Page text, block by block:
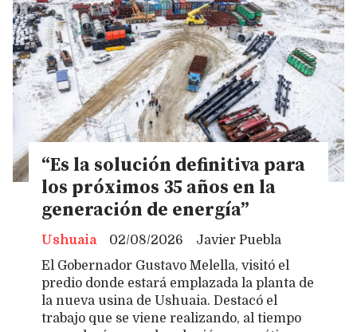
“Es la solución definitiva para
los próximos 35 años en la
generación de energía”
Javier Puebla
Ushuaia
02/08/2026
El Gobernador Gustavo Melella, visitó el
predio donde estará emplazada la planta de
la nueva usina de Ushuaia. Destacó el
trabajo que se viene realizando, al tiempo